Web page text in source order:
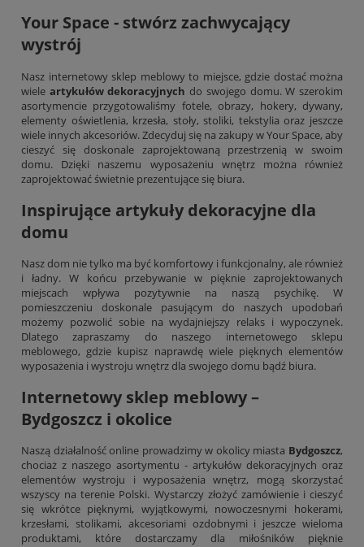
Your Space - stwórz zachwycający
wystrój
Nasz internetowy sklep meblowy to miejsce, gdzie dostać można
wiele artykułów dekoracyjnych do swojego domu. W szerokim
asortymencie przygotowaliśmy fotele, obrazy, hokery, dywany,
elementy oświetlenia, krzesła, stoły, stoliki, tekstylia oraz jeszcze
wiele innych akcesoriów. Zdecyduj się na zakupy w Your Space, aby
cieszyć się doskonale zaprojektowaną przestrzenią w swoim
domu. Dzięki naszemu wyposażeniu wnętrz można również
zaprojektować świetnie prezentujące się biura.
Inspirujące artykuły dekoracyjne dla
domu
Nasz dom nie tylko ma być komfortowy i funkcjonalny, ale również
i ładny. W końcu przebywanie w pięknie zaprojektowanych
miejscach wpływa pozytywnie na naszą psychikę. W
pomieszczeniu doskonale pasującym do naszych upodobań
możemy pozwolić sobie na wydajniejszy relaks i wypoczynek.
Dlatego zapraszamy do naszego internetowego sklepu
meblowego, gdzie kupisz naprawdę wiele pięknych elementów
wyposażenia i wystroju wnętrz dla swojego domu bądź biura.
Internetowy sklep meblowy –
Bydgoszcz i okolice
Naszą działalność online prowadzimy w okolicy miasta Bydgoszcz,
chociaż z naszego asortymentu - artykułów dekoracyjnych oraz
elementów wystroju i wyposażenia wnętrz, mogą skorzystać
wszyscy na terenie Polski. Wystarczy złożyć zamówienie i cieszyć
się wkrótce pięknymi, wyjątkowymi, nowoczesnymi hokerami,
krzesłami, stolikami, akcesoriami ozdobnymi i jeszcze wieloma
produktami, które dostarczamy dla miłośników pięknie